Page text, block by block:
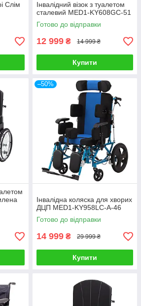
Слім
Інвалідний візок з туалетом
сталевий MED1-KY608GC-51
Готово до відправки
12 999 ₴ 14 999 ₴
Купити
–50%
Інвалідна коляска для хворих
ДЦП MED1-KY958LC-A-46
Готово до відправки
14 999 ₴ 29 999 ₴
Купити